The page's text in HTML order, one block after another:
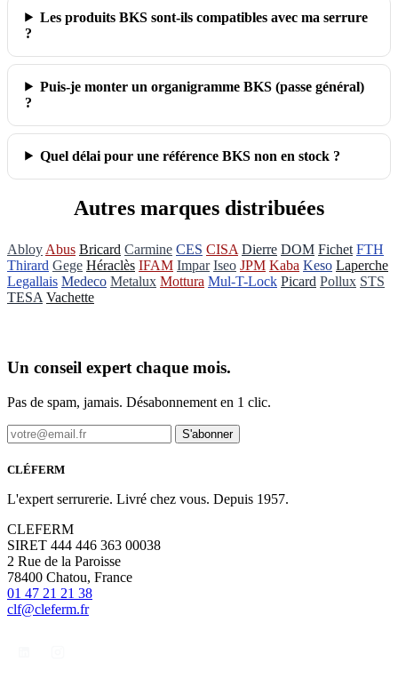
Les produits BKS sont‑ils compatibles avec ma serrure
?
Puis‑je monter un organigramme BKS (passe général)
?
Quel délai pour une référence BKS non en stock ?
Autres marques distribuées
AbloyAbus Bricard Carmine CES CISA Dierre DOM Fichet FTH
Thirard Gege Héraclès IFAM Impar Iseo JPM Kaba Keso Laperche
Legallais Medeco Metalux Mottura Mul-T-Lock Picard Pollux STS
TESA Vachette
Un conseil expert chaque mois.
Pas de spam, jamais. Désabonnement en 1 clic.
S'abonner
CLÉFERM
L'expert serrurerie. Livré chez vous. Depuis 1957.
CLEFERM
SIRET 444 446 363 00038
2 Rue de la Paroisse
78400 Chatou, France
01 47 21 21 38
clf@cleferm.fr